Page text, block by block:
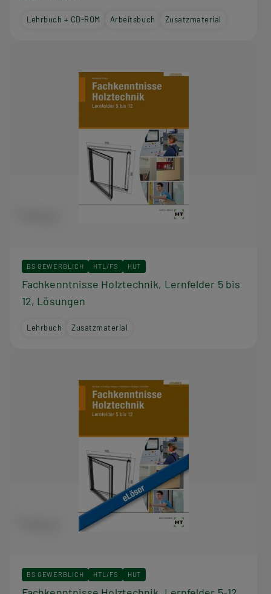
Lehrbuch + CD-ROM Arbeitsbuch Zusatzmaterial
BS GEWERBLICH HTL/FS HUT
Fachkenntnisse Holztechnik, Lernfelder 5 bis
12, Lösungen
Lehrbuch Zusatzmaterial
BS GEWERBLICH HTL/FS HUT